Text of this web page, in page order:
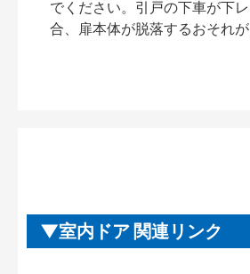
でください。引戸の下車が下
合、扉本体が脱落するおそれが
室内ドア 関連リンク